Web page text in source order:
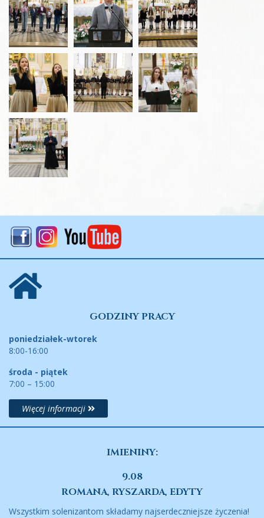
GODZINY PRACY
poniedziałek-wtorek
8:00-16:00
środa - piątek
7:00 – 15:00
Więcej informacji
IMIENINY:
9.08
ROMANA, RYSZARDA, EDYTY
Wszystkim solenizantom składamy najserdeczniejsze życzenia!